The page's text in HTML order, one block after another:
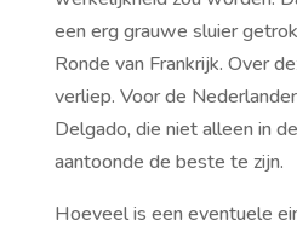
een erg grauwe sluier
Ronde van Frankrijk. Over
verliep. Voor de
Delgado, die niet alleen in
aantoonde de beste te zijn.
Hoeveel is een eventuele